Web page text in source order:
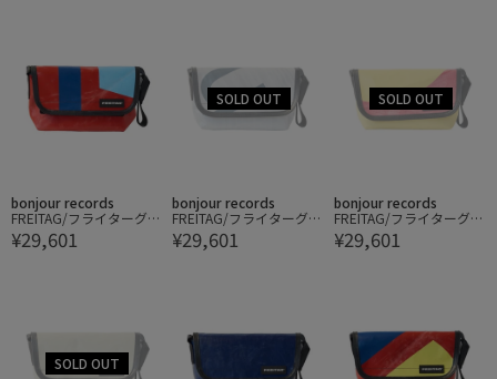
bonjour records
FREITAG/フライターグ H
AWAII FIVE-0
¥29,601
bonjour records
FREITAG/フライターグ H
AWAII FIVE-0
¥29,601
bonjour records
FREITAG/フライターグ H
AWAII FIVE-0
¥29,601